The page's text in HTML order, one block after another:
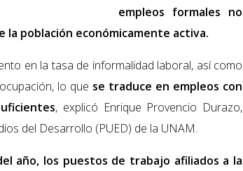
empleos formales no
la población económicamente activa.
en la tasa de informalidad laboral, así como
lo que se traduce en empleos con
, explicó Enrique Provencio Durazo,
del Desarrollo (PUED) de la UNAM.
año, los puestos de trabajo afiliados a la